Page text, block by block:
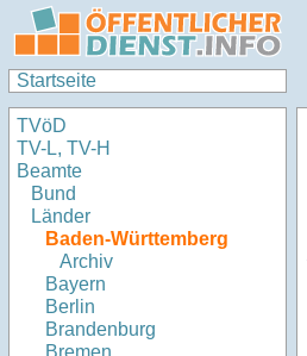
Startseite
TVöD
TV-L, TV-H
Beamte
Bund
Länder
Baden-Württemberg
Archiv
Bayern
Berlin
Brandenburg